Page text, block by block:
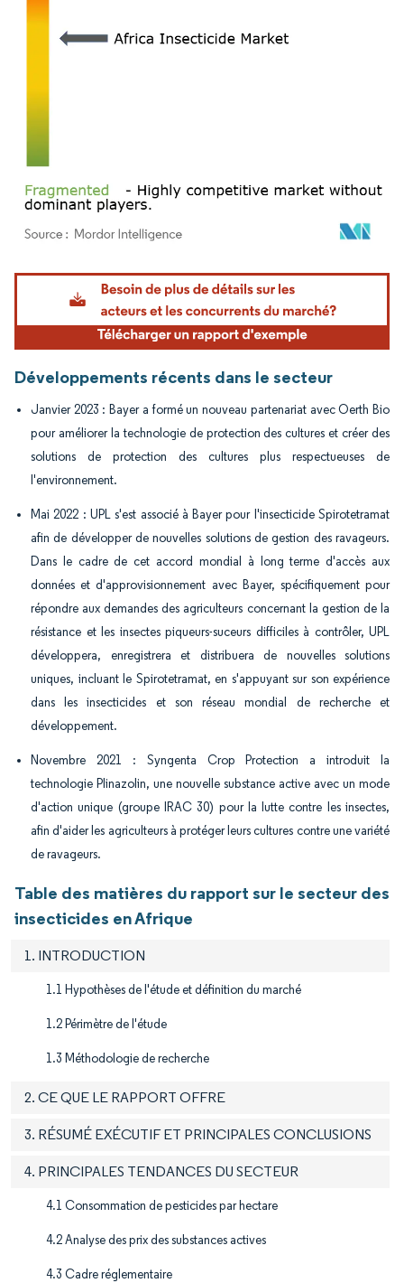
Image © Mordor Intelligence. La réutilisation nécessite une attribution sous CC BY
Développements récents dans le secteur
Janvier 2023 : Bayer a formé un nouveau partenariat avec Oerth Bio
pour améliorer la technologie de protection des cultures et créer des
solutions de protection des cultures plus respectueuses de
l'environnement.
Mai 2022 : UPL s'est associé à Bayer pour l'insecticide Spirotetramat
afin de développer de nouvelles solutions de gestion des ravageurs.
Dans le cadre de cet accord mondial à long terme d'accès aux
données et d'approvisionnement avec Bayer, spécifiquement pour
répondre aux demandes des agriculteurs concernant la gestion de la
résistance et les insectes piqueurs-suceurs difficiles à contrôler, UPL
développera, enregistrera et distribuera de nouvelles solutions
uniques, incluant le Spirotetramat, en s'appuyant sur son expérience
dans les insecticides et son réseau mondial de recherche et
développement.
Novembre 2021 : Syngenta Crop Protection a introduit la
technologie Plinazolin, une nouvelle substance active avec un mode
d'action unique (groupe IRAC 30) pour la lutte contre les insectes,
afin d'aider les agriculteurs à protéger leurs cultures contre une variété
de ravageurs.
Table des matières du rapport sur le secteur des
insecticides en Afrique
1. INTRODUCTION
1.1 Hypothèses de l'étude et définition du marché
1.2 Périmètre de l'étude
1.3 Méthodologie de recherche
2. CE QUE LE RAPPORT OFFRE
3. RÉSUMÉ EXÉCUTIF ET PRINCIPALES CONCLUSIONS
4. PRINCIPALES TENDANCES DU SECTEUR
4.1 Consommation de pesticides par hectare
4.2 Analyse des prix des substances actives
4.3 Cadre réglementaire